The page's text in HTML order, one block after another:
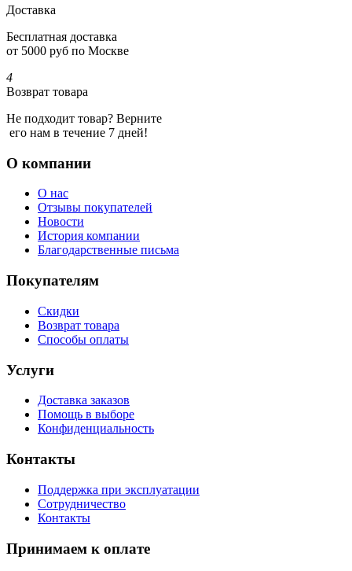
Доставка
Бесплатная доставка
от 5000 руб по Москве
4
Возврат товара
Не подходит товар? Верните
его нам в течение 7 дней!
О компании
О нас
Отзывы покупателей
Новости
История компании
Благодарственные письма
Покупателям
Скидки
Возврат товара
Способы оплаты
Услуги
Доставка заказов
Помощь в выборе
Конфиденциальность
Контакты
Поддержка при эксплуатации
Сотрудничество
Контакты
Принимаем к оплате